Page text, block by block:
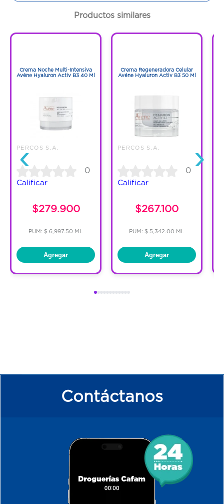
Productos similares
‹
Crema Noche Multi-Intensiva
Avéne Hyaluron Activ B3 40 Ml
PERCOS S.A.
0
Calificar
$279.900
PUM: $ 6,997.50 ML
Agregar
Crema Regeneradora Celular
Avéne Hyaluron Activ B3 50 Ml
PERCOS S.A.
0
Calificar
$267.100
PUM: $ 5,342.00 ML
Agregar
›
Contáctanos